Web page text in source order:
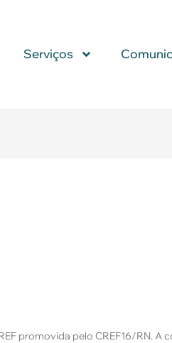
Serviços
promovida pelo CREF16/RN. A